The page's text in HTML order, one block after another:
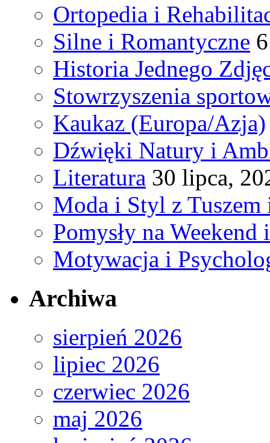
Ortopedia i
Silne i Romantyczne
Historia Jednego
Stowrzyszenia
Kaukaz (Europa/Azja)
Dźwięki Natury i
Literatura 30 lipca,
Moda i Styl z
Pomysły na
Motywacja i
Archiwa
sierpień 2026
lipiec 2026
czerwiec 2026
maj 2026